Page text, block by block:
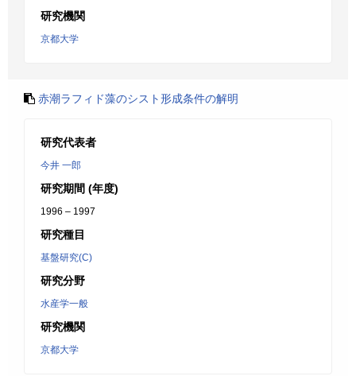
研究機関
京都大学
赤潮ラフィド藻のシスト形成条件の解明
研究代表者
今井 一郎
研究期間 (年度)
1996 – 1997
研究種目
基盤研究(C)
研究分野
水産学一般
研究機関
京都大学